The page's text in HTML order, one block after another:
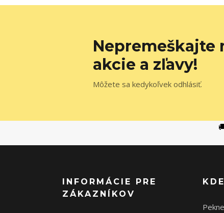
Nepremeškajte
akcie a zľavy!
Môžete sa kedykoľvek odhlásiť.
INFORMÁCIE PRE
ZÁKAZNÍKOV